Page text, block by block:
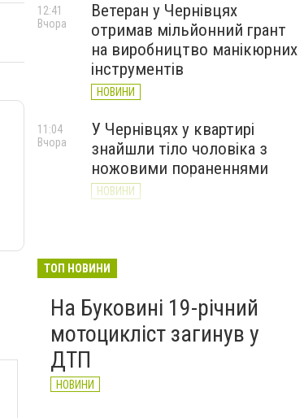
Ветеран у Чернівцях
отримав мільйонний грант
на виробництво манікюрних
інструментів
НОВИНИ
12:41
Вчора
У Чернівцях у квартирі
знайшли тіло чоловіка з
ножовими пораненнями
НОВИНИ
11:04
Вчора
критичну ситуацію з водою
НОВИНИ
ТОП НОВИНИ
На Буковині 19-річний
мотоцикліст загинув у
ДТП
НОВИНИ